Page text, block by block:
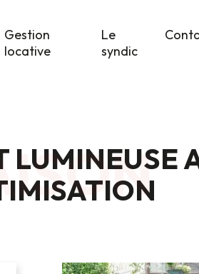
Gestion
locative
Le
syndic
LUMINEUSE